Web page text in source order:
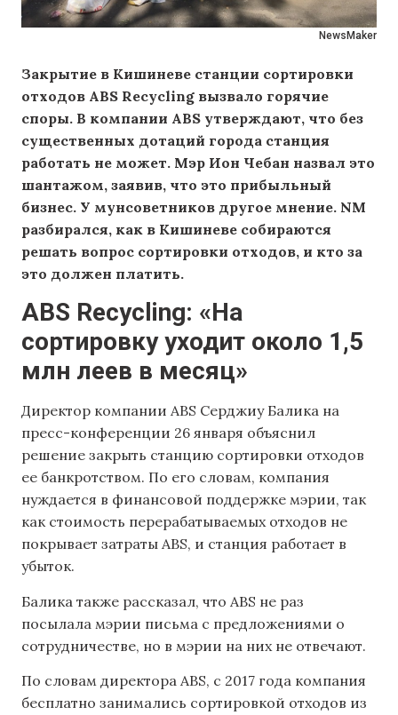
NewsMaker
Закрытие в Кишиневе станции сортировки
отходов ABS Recycling вызвало горячие
споры. В компании ABS утверждают, что без
существенных дотаций города станция
работать не может. Мэр Ион Чебан назвал это
шантажом, заявив, что это прибыльный
бизнес. У мунсоветников другое мнение. NM
разбирался, как в Кишиневе собираются
решать вопрос сортировки отходов, и кто за
это должен платить.
ABS Recycling: «На
сортировку уходит около 1,5
млн леев в месяц»
Директор компании ABS Серджиу Балика на
пресс-конференции 26 января объяснил
решение закрыть станцию сортировки отходов
ее банкротством. По его словам, компания
нуждается в финансовой поддержке мэрии, так
как стоимость перерабатываемых отходов не
покрывает затраты ABS, и станция работает в
убыток.
Балика также рассказал, что ABS не раз
посылала мэрии письма с предложениями о
сотрудничестве, но в мэрии на них не отвечают.
По словам директора ABS, с 2017 года компания
бесплатно занимались сортировкой отходов из